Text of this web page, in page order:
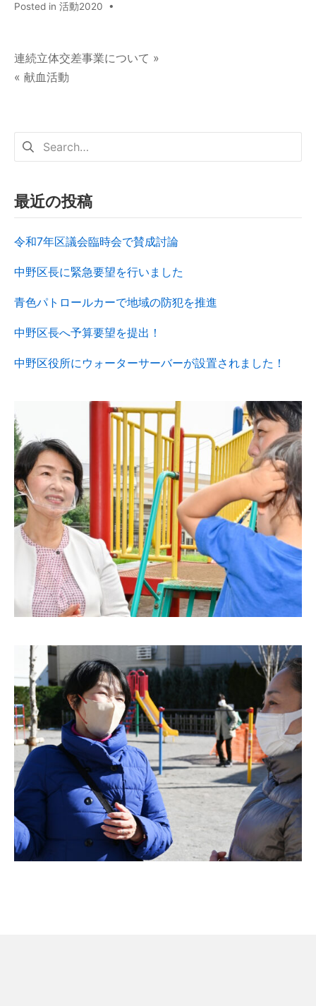
Posted in 活動2020 •
連続立体交差事業について »
« 献血活動
最近の投稿
令和7年区議会臨時会で賛成討論
中野区長に緊急要望を行いました
青色パトロールカーで地域の防犯を推進
中野区長へ予算要望を提出！
中野区役所にウォーターサーバーが設置されました！